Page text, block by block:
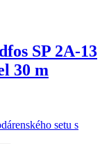
SP 2A-13
30 m
setu s